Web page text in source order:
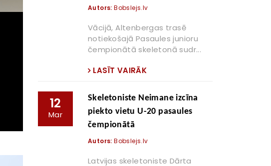
Autors: Bobslejs.lv
Vācijā, Altenbergas trasē
notiekošajā Pasaules junioru
čempionātā skeletonā sudr...
LASĪT VAIRĀK
12
Mar
Skeletoniste Neimane izcīna
piekto vietu U-20 pasaules
čempionātā
Autors: Bobslejs.lv
Latvijas skeletoniste Dārta